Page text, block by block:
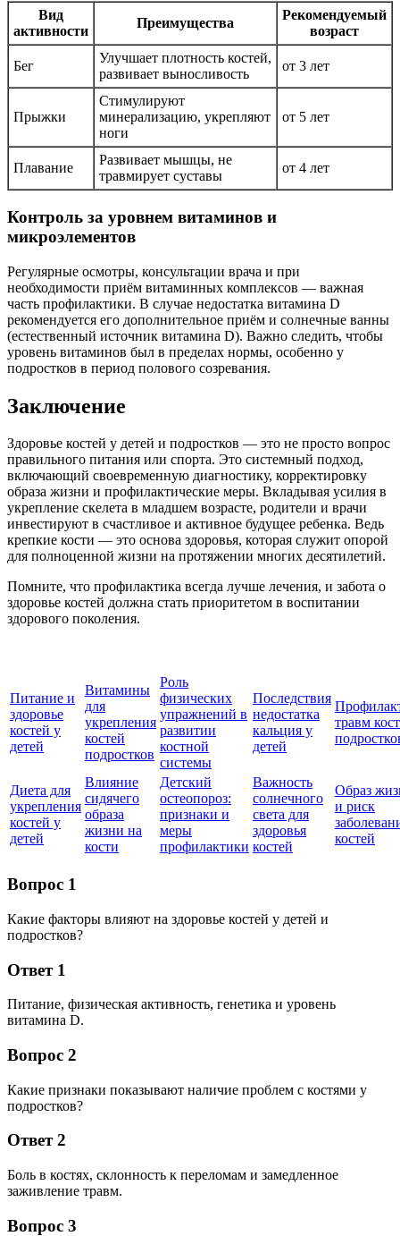
Вид
активности
Преимущества
Рекомендуемый
возраст
Бег
Улучшает плотность костей,
развивает выносливость
от 3 лет
Прыжки
Стимулируют
минерализацию, укрепляют
ноги
от 5 лет
Плавание
Развивает мышцы, не
травмирует суставы
от 4 лет
Контроль за уровнем витаминов и
микроэлементов
Регулярные осмотры, консультации врача и при
необходимости приём витаминных комплексов — важная
часть профилактики. В случае недостатка витамина D
рекомендуется его дополнительное приём и солнечные ванны
(естественный источник витамина D). Важно следить, чтобы
уровень витаминов был в пределах нормы, особенно у
подростков в период полового созревания.
Заключение
Здоровье костей у детей и подростков — это не просто вопрос
правильного питания или спорта. Это системный подход,
включающий своевременную диагностику, корректировку
образа жизни и профилактические меры. Вкладывая усилия в
укрепление скелета в младшем возрасте, родители и врачи
инвестируют в счастливое и активное будущее ребенка. Ведь
крепкие кости — это основа здоровья, которая служит опорой
для полноценной жизни на протяжении многих десятилетий.
Помните, что профилактика всегда лучше лечения, и забота о
здоровье костей должна стать приоритетом в воспитании
здорового поколения.
Питание и
здоровье
костей у
детей
Витамины
для
укрепления
костей
подростков
Роль
физических
упражнений в
развитии
костной
системы
Последствия
недостатка
кальция у
детей
травм
Диета для
укрепления
костей у
детей
Влияние
сидячего
образа
жизни на
кости
Детский
остеопороз:
признаки и
меры
профилактики
Важность
солнечного
света для
здоровья
костей
Образ
и риск
костей
Вопрос 1
Какие факторы влияют на здоровье костей у детей и
подростков?
Ответ 1
Питание, физическая активность, генетика и уровень
витамина D.
Вопрос 2
Какие признаки показывают наличие проблем с костями у
подростков?
Ответ 2
Боль в костях, склонность к переломам и замедленное
заживление травм.
Вопрос 3